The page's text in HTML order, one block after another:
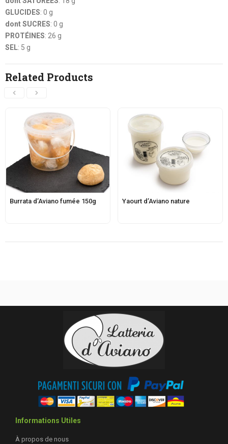
GLUCIDES: 0 g
dont SUCRES: 0 g
PROTÉINES: 26 g
SEL: 5 g
Related Products
Burrata d’Aviano fumée 150g Yaourt d’Aviano nature
Informations Utiles
À propos de nous